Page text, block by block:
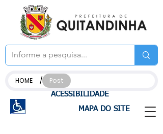
ACESSIBILIDADE
MAPA DO SITE
HOME / Post